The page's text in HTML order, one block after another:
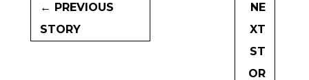
← PREVIOUS
STORY
NE
XT
ST
OR